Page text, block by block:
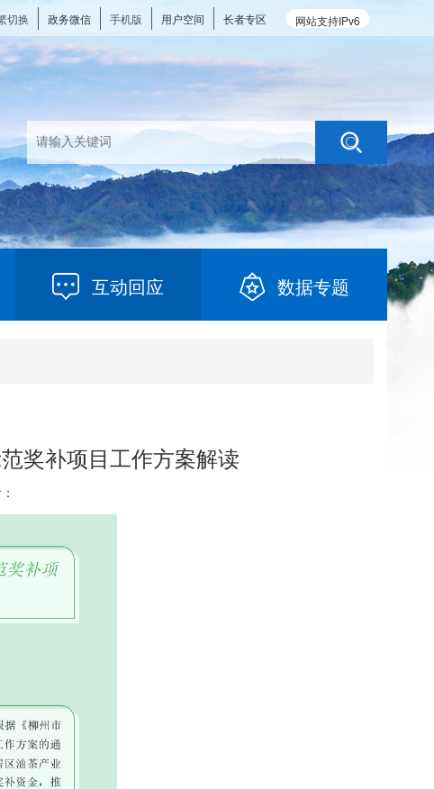
网站支持IPv6
切换 政务微信 手机版 用户空间 长者专区
互动回应 数据专题
奖补项目工作方案解读